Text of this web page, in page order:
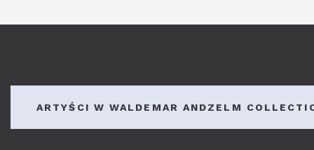
ARTYŚCI W WALDEMAR ANDZELM